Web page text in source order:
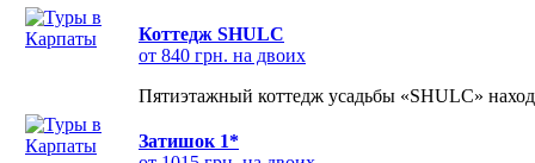
Коттедж SHULC
от 840 грн. на двоих
Пятиэтажный коттедж усадьбы «SHULC»
Затишок 1*